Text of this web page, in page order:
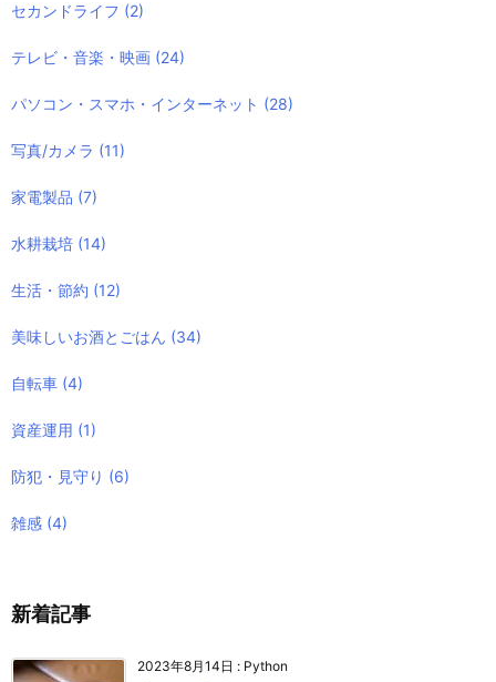
セカンドライフ (2)
テレビ・音楽・映画 (24)
パソコン・スマホ・インターネット (28)
写真/カメラ (11)
家電製品 (7)
水耕栽培 (14)
生活・節約 (12)
美味しいお酒とごはん (34)
自転車 (4)
資産運用 (1)
防犯・見守り (6)
雑感 (4)
新着記事
2023年8月14日 : Python